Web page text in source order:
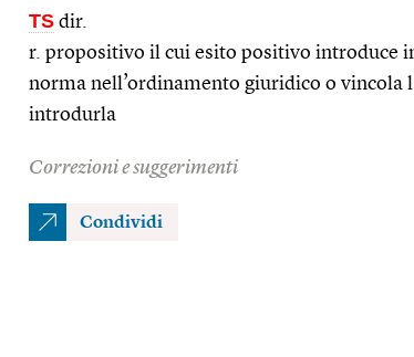
TS dir.
r. propositivo il cui esito positivo introduce
norma nell’ordinamento giuridico o vincola
introdurla
Correzioni e suggerimenti
Condividi